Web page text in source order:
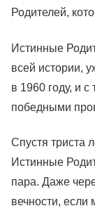
Родителей,
Истинные
всей истории,
в 1960 году, и
победными
Спустя триста
Истинные
пара. Даже
вечности,